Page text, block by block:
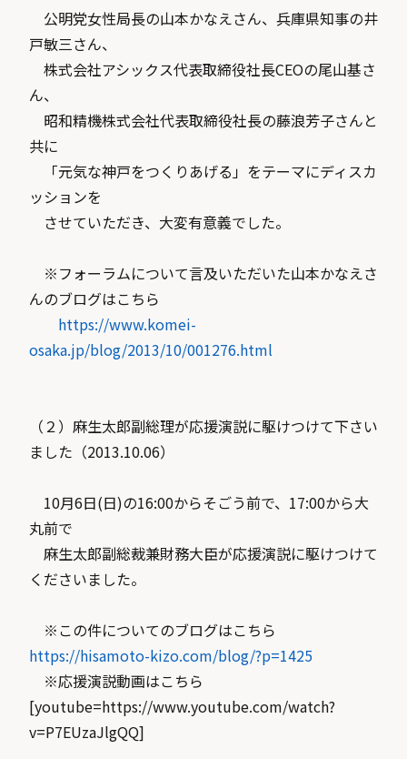
公明党女性局長の山本かなえさん、兵庫県知事の井
戸敏三さん、
株式会社アシックス代表取締役社長CEOの尾山基さ
ん、
昭和精機株式会社代表取締役社長の藤浪芳子さんと
共に
「元気な神戸をつくりあげる」をテーマにディスカ
ッションを
させていただき、大変有意義でした。
※フォーラムについて言及いただいた山本かなえさ
んのブログはこちら
https://www.komei-
osaka.jp/blog/2013/10/001276.html
（２）麻生太郎副総理が応援演説に駆けつけて下さい
ました（2013.10.06）
10月6日(日)の16:00からそごう前で、17:00から大
丸前で
麻生太郎副総裁兼財務大臣が応援演説に駆けつけて
くださいました。
※この件についてのブログはこちら
https://hisamoto-kizo.com/blog/?p=1425
※応援演説動画はこちら
[youtube=https://www.youtube.com/watch?
v=P7EUzaJlgQQ]